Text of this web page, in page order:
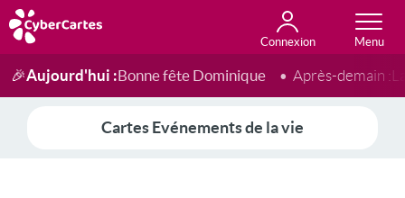
Connexion
Anniversaire
Fête du jour
Amour
Amitié
Merci
Toutes les cartes
🎉Aujourd'hui :Bonne fête Dominique Après-demain :
Cartes Evénements de la vie